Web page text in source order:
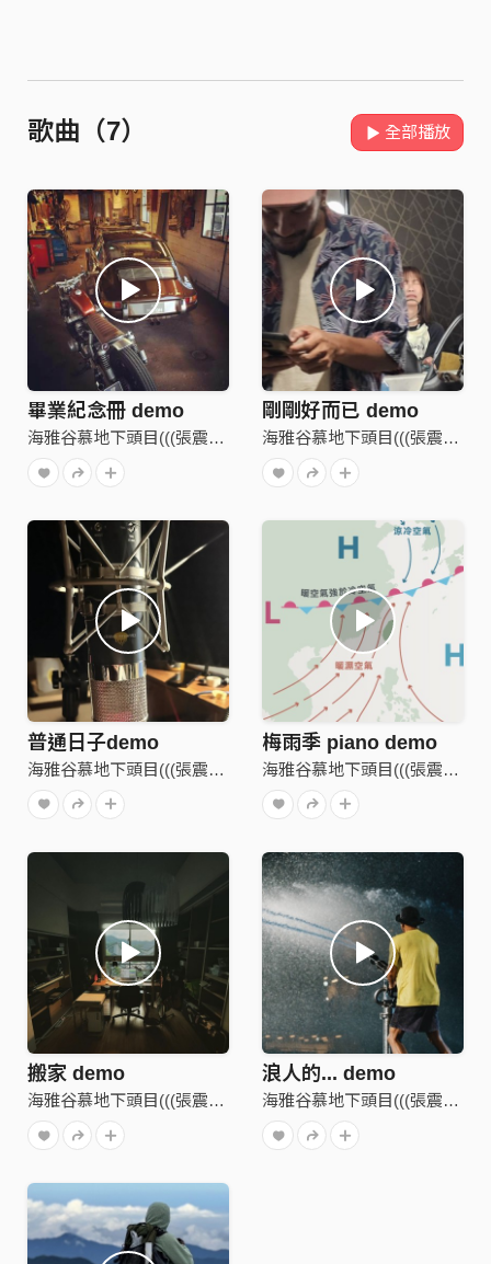
歌曲（7） 全部播放
畢業紀念冊 demo
海雅谷慕地下頭目(((張震嶽)))
剛剛好而已 demo
海雅谷慕地下頭目(((張震嶽)))
普通日子demo
海雅谷慕地下頭目(((張震嶽)))
梅雨季 piano demo
海雅谷慕地下頭目(((張震嶽)))
搬家 demo
海雅谷慕地下頭目(((張震嶽)))
浪人的... demo
海雅谷慕地下頭目(((張震嶽)))